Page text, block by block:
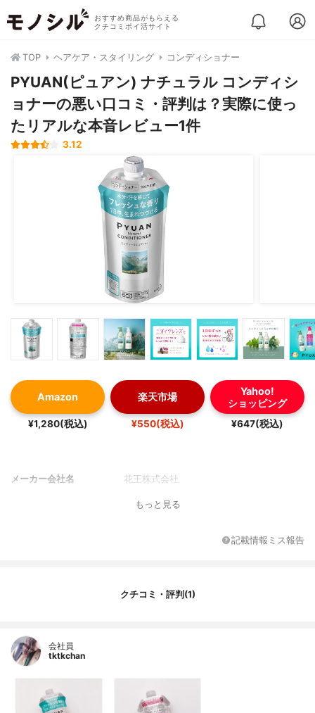
おすすめ商品がもらえる
クチコミポイ活サイト
TOP ヘアケア・スタイリング コンディショナー
PYUAN(ピュアン) ナチュラル コンディシ
ョナーの悪い口コミ・評判は？実際に使っ
たリアルな本音レビュー1件
3.12
Amazon
¥1,280(税込)
楽天市場
¥550(税込)
Yahoo!
ショッピング
¥647(税込)
メーカー会社名 花王株式会社
もっと見る
記載情報ミス報告
クチコミ・評判(1)
会社員
tktkchan